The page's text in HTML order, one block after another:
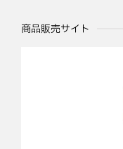
商品販売サイト